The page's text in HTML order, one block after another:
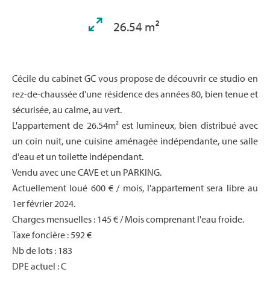
26.54 m²
Cécile du cabinet GC vous propose de découvrir ce studio en
rez-de-chaussée d'une résidence des années 80, bien tenue et
sécurisée, au calme, au vert.
L'appartement de 26.54m² est lumineux, bien distribué avec
un coin nuit, une cuisine aménagée indépendante, une salle
d'eau et un toilette indépendant.
Vendu avec une CAVE et un PARKING.
Actuellement loué 600 € / mois, l'appartement sera libre au
1er février 2024.
Charges mensuelles : 145 € / Mois comprenant l'eau froide.
Taxe foncière : 592 €
Nb de lots : 183
DPE actuel : C